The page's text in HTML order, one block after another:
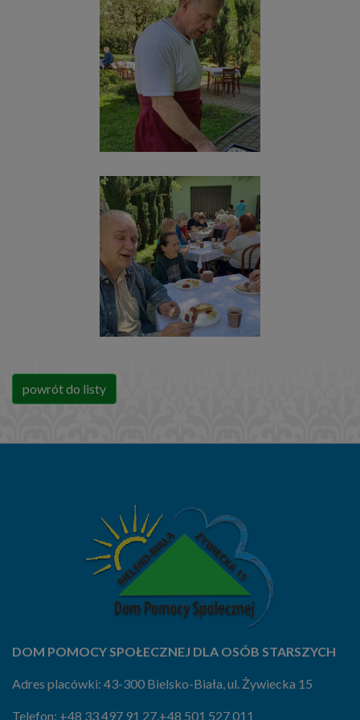
powrót do listy
DOM POMOCY SPOŁECZNEJ DLA OSÓB STARSZYCH
Adres placówki: 43-300 Bielsko-Biała, ul. Żywiecka 15
Telefon: +48 33 497 91 27,+48 501 527 011